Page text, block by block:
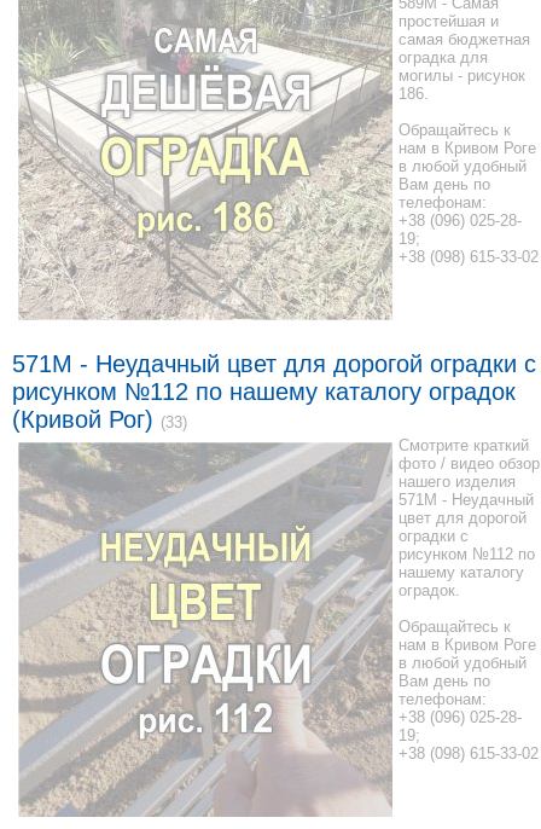
простейшая и
самая бюджетная
оградка для
могилы - рисунок
186.
Обращайтесь к
нам в Кривом Роге
в любой удобный
Вам день по
телефонам:
+38 (096) 025-28-
19;
+38 (098) 615-33-02
571M - Неудачный цвет для дорогой оградки с
рисунком №112 по нашему каталогу оградок
(Кривой Рог) (33)
Смотрите краткий
фото / видео обзор
нашего изделия
571M - Неудачный
цвет для дорогой
оградки с
рисунком №112 по
нашему каталогу
оградок.
Обращайтесь к
нам в Кривом Роге
в любой удобный
Вам день по
телефонам:
+38 (096) 025-28-
19;
+38 (098) 615-33-02